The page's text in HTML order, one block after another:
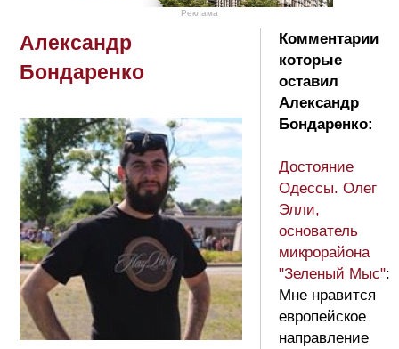
Реклама
Александр
Бондаренко
Комментарии
которые
оставил
Александр
Бондаренко:
Достояние
Одессы. Олег
Элли,
основатель
микрорайона
"Зеленый Мыс":
Мне нравится
европейское
направление